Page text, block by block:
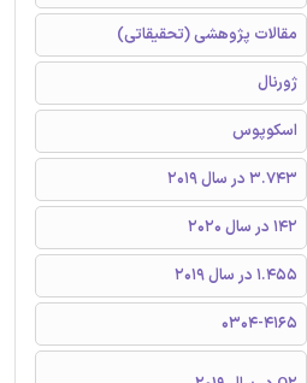
مقالات پژوهشی (تحقیقاتی)
ژورنال
اسکوپوس
3.743 در سال 2019
142 در سال 2020
1.455 در سال 2019
0304-4165